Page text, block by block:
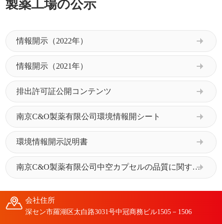
製薬工場の公示
情報開示（2022年）
情報開示（2021年）
排出許可証公開コンテンツ
南京C&O製薬有限公司環境情報開シート
環境情報開示説明書
南京C&O製薬有限公司中空カプセルの品質に関する説明
会社住所
深セン市羅湖区太白路3031号中冠商務ビル1505－1506